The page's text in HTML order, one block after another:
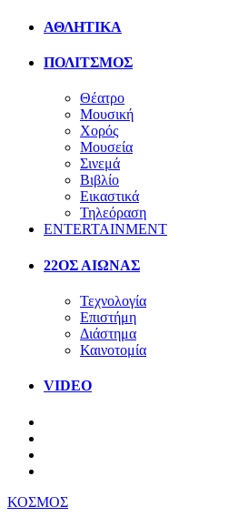
ΑΘΛΗΤΙΚΑ
ΠΟΛΙΤΣΜΟΣ
Θέατρο
Μουσική
Χορός
Μουσεία
Σινεμά
Βιβλίο
Εικαστικά
Τηλεόραση
ENTERTAINMENT
22ΟΣ ΑΙΩΝΑΣ
Τεχνολογία
Επιστήμη
Διάστημα
Καινοτομία
VIDEO
ΚΟΣΜΟΣ